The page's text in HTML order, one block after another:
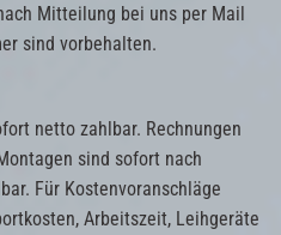
Mitteilung bei uns per Mail
sind vorbehalten.
netto zahlbar. Rechnungen
sind sofort nach
Für Kostenvoranschläge
Arbeitszeit, Leihgeräte